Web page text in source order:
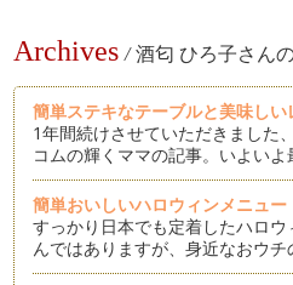
Archives / 酒匂 ひろ子さん
簡単ステキなテーブルと美味しい
1年間続けさせていただきまし
コムの輝くママの記事。いよい
簡単おいしいハロウィンメニュー
すっかり日本でも定着したハロ
んではありますが、身近なおウ